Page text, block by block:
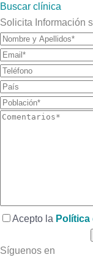
Buscar clínica
Solicita Información
Acepto la Política
Síguenos en